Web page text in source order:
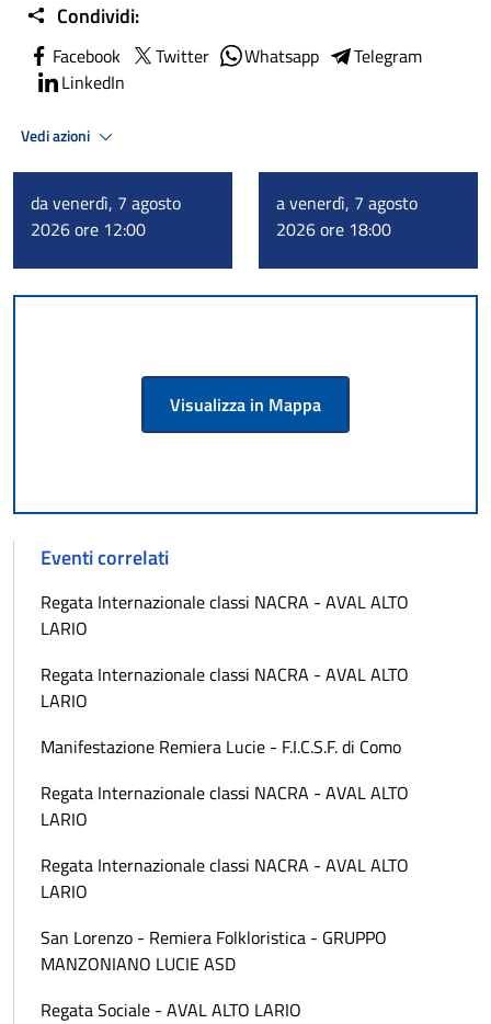
Condividi:
Facebook Twitter Whatsapp
Telegram
LinkedIn
Vedi azioni
da venerdì, 7 agosto
2026 ore 12:00
a venerdì, 7 agosto
2026 ore 18:00
Visualizza in Mappa
Eventi correlati
Regata Internazionale classi NACRA - AVAL ALTO
LARIO
Regata Internazionale classi NACRA - AVAL ALTO
LARIO
Manifestazione Remiera Lucie - F.I.C.S.F. di Como
Regata Internazionale classi NACRA - AVAL ALTO
LARIO
Regata Internazionale classi NACRA - AVAL ALTO
LARIO
San Lorenzo - Remiera Folkloristica - GRUPPO
MANZONIANO LUCIE ASD
Regata Sociale - AVAL ALTO LARIO